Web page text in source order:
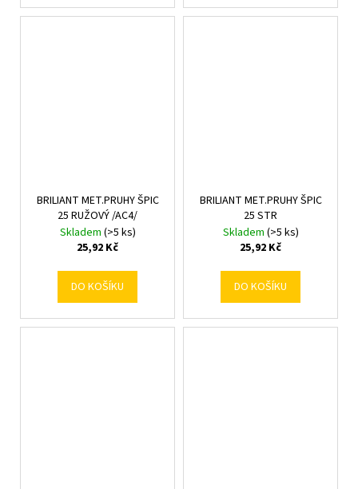
BRILIANT MET.PRUHY ŠPIC
25 RUŽOVÝ /AC4/
Skladem (>5 ks)
25,92 Kč
DO KOŠÍKU
BRILIANT MET.PRUHY ŠPIC
25 STR
Skladem (>5 ks)
25,92 Kč
DO KOŠÍKU